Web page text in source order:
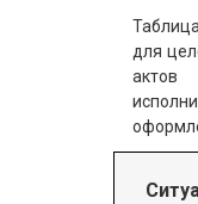
для
актов